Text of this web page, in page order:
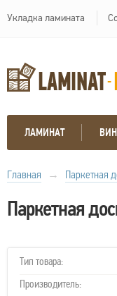
Укладка ламината
ЛАМИНАТ
Главная → Паркетная
Паркетная
Тип товара:
Производитель: